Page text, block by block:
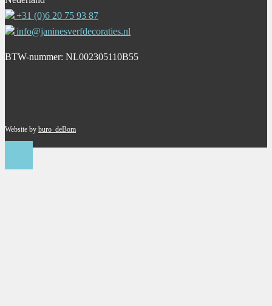
+31 (0)6 20 75 93 87
info@janinesverfdecoraties.nl
BTW-nummer: NL002305110B55
Website by buro_deBom